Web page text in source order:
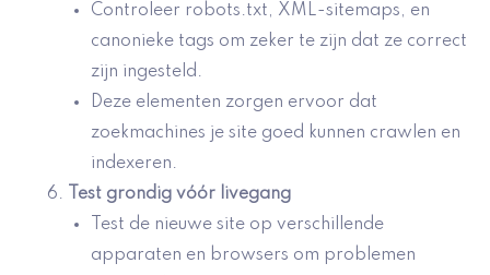
Controleer robots.txt, XML-sitemaps, en
canonieke tags om zeker te zijn dat ze correct
zijn ingesteld.
Deze elementen zorgen ervoor dat
zoekmachines je site goed kunnen crawlen en
indexeren.
Test grondig vóór
livegang
Test de nieuwe site op verschillende
apparaten en browsers om problemen